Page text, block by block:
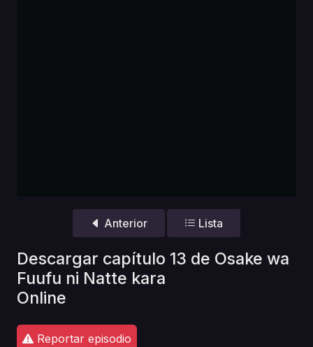
Anterior Lista
Descargar capítulo 13 de Osake wa
Fuufu ni Natte kara
Online
Reportar episodio